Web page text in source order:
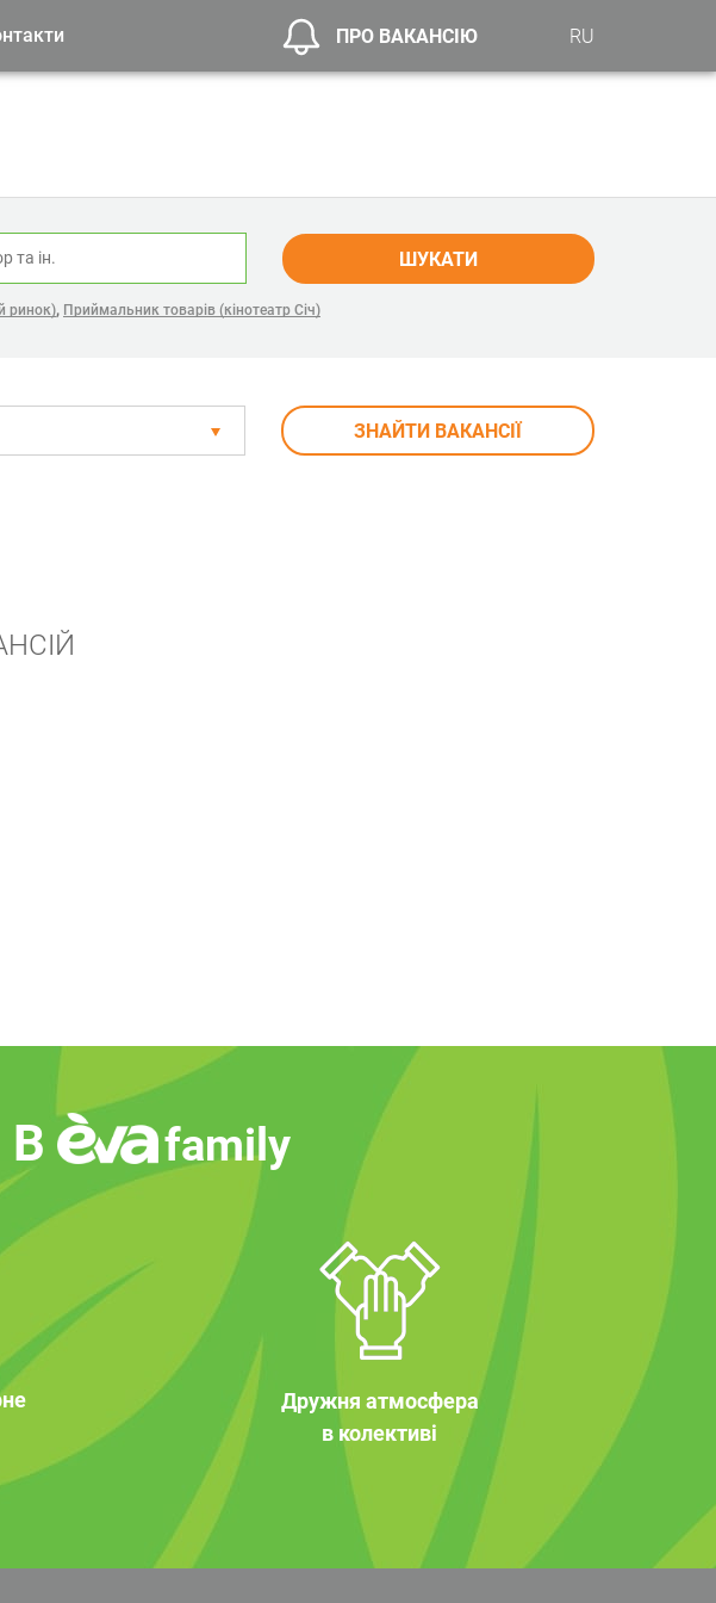
ПРО ВАКАНСІЮ RU
ШУКАТИ
ринок), Приймальник товарів (кінотеатр Січ)
ЗНАЙТИ ВАКАНСІЇ
В family
Дружня атмосфера
в колективі